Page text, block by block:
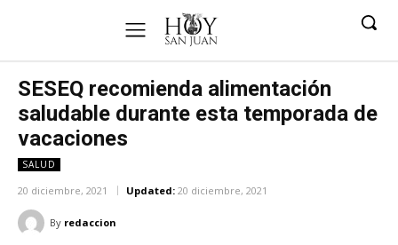
SESEQ recomienda alimentación
saludable durante esta temporada de
vacaciones
SALUD
20 diciembre, 2021 Updated: 20 diciembre, 2021
By redaccion